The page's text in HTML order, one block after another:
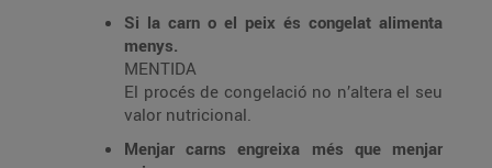
Si la carn o el peix és congelat alimenta
menys.
MENTIDA
El procés de congelació no n’altera el seu
valor nutricional.
Menjar carns engreixa més que menjar